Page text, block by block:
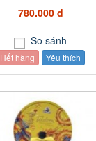
780.000 đ
So sánh
Hết hàng Yêu thích